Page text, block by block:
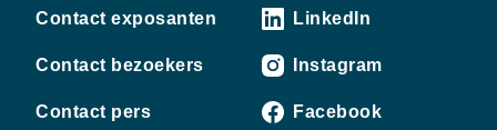
Contact exposanten
Contact bezoekers
Contact pers
LinkedIn
Instagram
Facebook